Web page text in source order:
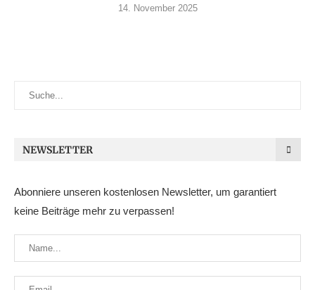
14. November 2025
NEWSLETTER
Abonniere unseren kostenlosen Newsletter, um garantiert
keine Beiträge mehr zu verpassen!